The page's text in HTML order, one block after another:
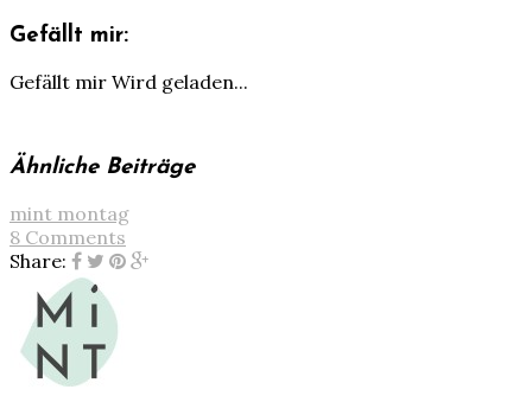
Gefällt mir:
Gefällt mir Wird geladen...
Ähnliche Beiträge
mint montag
8 Comments
Share: